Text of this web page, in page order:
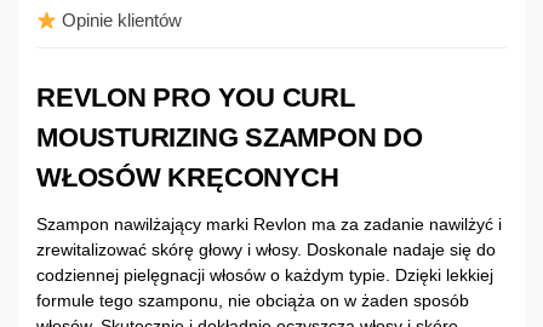
Opinie klientów
REVLON PRO YOU CURL
MOUSTURIZING SZAMPON DO
WŁOSÓW KRĘCONYCH
Szampon nawilżający marki Revlon ma za zadanie nawilżyć i
zrewitalizować skórę głowy i włosy. Doskonale nadaje się do
codziennej pielęgnacji włosów o każdym typie. Dzięki lekkiej
formule tego szamponu, nie obciąża on w żaden sposób